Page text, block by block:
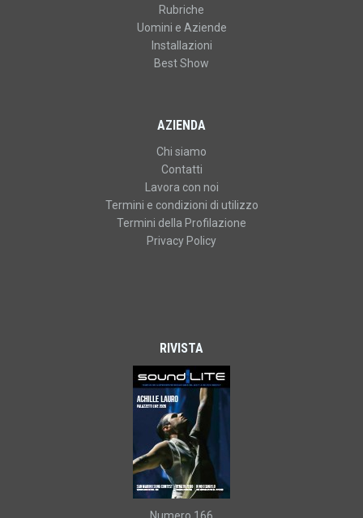
Rubriche
Uomini e Aziende
Installazioni
Best Show
AZIENDA
Chi siamo
Contatti
Lavora con noi
Termini e condizioni di utilizzo
Termini della Profilazione
Privacy Policy
RIVISTA
Numero 166